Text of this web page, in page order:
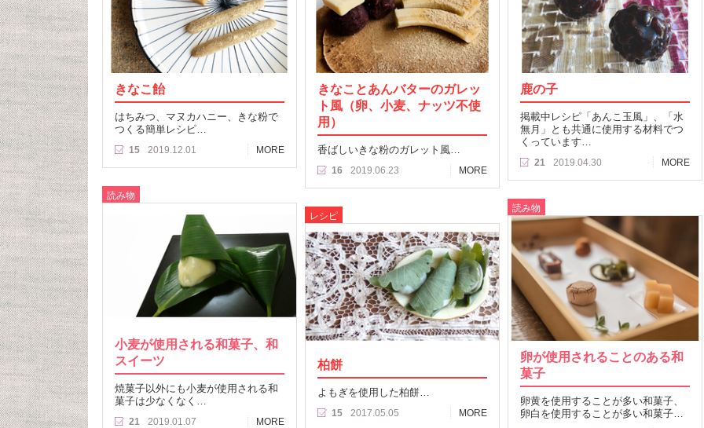
きなこ飴
はちみつ、マヌカハニー、きな粉で
つくる簡単レシピ…
15 2019.12.01 MORE
きなことあんバターのガレッ
ト風（卵、小麦、ナッツ不使
用）
香ばしいきな粉のガレット風…
16 2019.06.23 MORE
鹿の子
掲載中レシピ「あんこ玉風」、「水
無月」とも共通に使用する材料でつ
くっています…
21 2019.04.30 MORE
読み物
小麦が使用される和菓子、和
スイーツ
焼菓子以外にも小麦が使用される和
菓子は少なくなく…
21 2019.01.07 MORE
読み物
卵が使用されることのある和
菓子
卵黄を使用することが多い和菓子、
卵白を使用することが多い和菓子…
レシピ
柏餅
よもぎを使用した柏餅…
15 2017.05.05 MORE